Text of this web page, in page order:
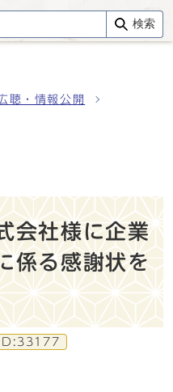
検索
聴・情報公開
会社様に企業
係る感謝状を
ID:33177